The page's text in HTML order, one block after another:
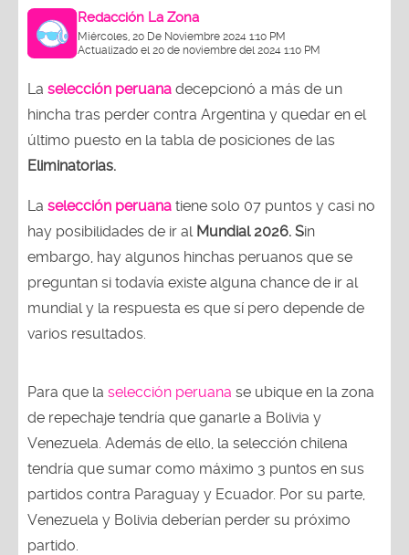
Redacción La Zona
Miércoles, 20 De Noviembre 2024 1:10 PM
Actualizado el 20 de noviembre del 2024 1:10 PM
La selección peruana decepcionó a más de un
hincha tras perder contra Argentina y quedar en el
último puesto en la tabla de posiciones de las
Eliminatorias.
La selección peruana tiene solo 07 puntos y casi no
hay posibilidades de ir al Mundial 2026. Sin
embargo, hay algunos hinchas peruanos que se
preguntan si todavía existe alguna chance de ir al
mundial y la respuesta es que sí pero depende de
varios resultados.
Para que la selección peruana se ubique en la zona
de repechaje tendría que ganarle a Bolivia y
Venezuela. Además de ello, la selección chilena
tendría que sumar como máximo 3 puntos en sus
partidos contra Paraguay y Ecuador. Por su parte,
Venezuela y Bolivia deberían perder su próximo
partido.